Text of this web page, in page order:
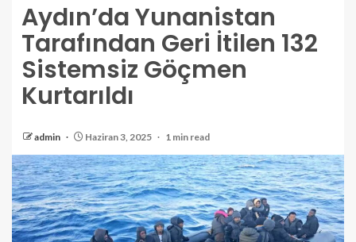
Aydın’da Yunanistan
Tarafından Geri İtilen 132
Sistemsiz Göçmen
Kurtarıldı
admin Haziran 3, 2025 1 min read